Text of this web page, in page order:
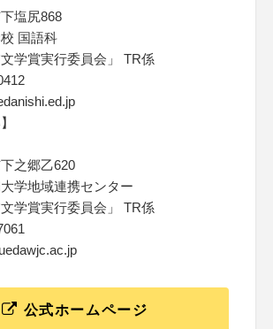
塩尻868
国語科
文学賞実行委員会」 TR係
之郷乙620
大学地域連携センター
文学賞実行委員会」 TR係
公式ホームページ